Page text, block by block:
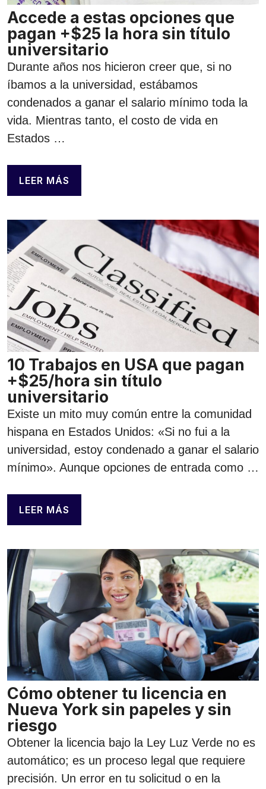
Accede a estas opciones que
pagan +$25 la hora sin título
universitario
Durante años nos hicieron creer que, si no
íbamos a la universidad, estábamos
condenados a ganar el salario mínimo toda la
vida. Mientras tanto, el costo de vida en
Estados …
LEER MÁS
10 Trabajos en USA que pagan
+$25/hora sin título
universitario
Existe un mito muy común entre la comunidad
hispana en Estados Unidos: «Si no fui a la
universidad, estoy condenado a ganar el salario
mínimo». Aunque opciones de entrada como …
LEER MÁS
Cómo obtener tu licencia en
Nueva York sin papeles y sin
riesgo
Obtener la licencia bajo la Ley Luz Verde no es
automático; es un proceso legal que requiere
precisión. Un error en tu solicitud o en la